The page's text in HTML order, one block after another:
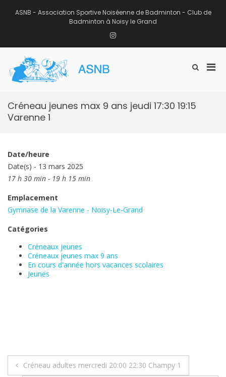
ASNB - Association Sportive Noiséenne de Badminton - Club de
Badminton à Noisy le Grand
Instagram
Afficher
recherche
Créneau jeunes max 9 ans jeudi 17:30 19:15
Varenne 1
Date/heure
Date(s) - 13 mars 2025
17 h 30 min - 19 h 15 min
Emplacement
Gymnase de la Varenne - Noisy-Le-Grand
Catégories
Créneaux jeunes
Créneaux jeunes max 9 ans
En cours d'année hors vacances scolaires
Jeunes
Navigation
Créneau adultes mercredi 20:00 22:30 Champy 1